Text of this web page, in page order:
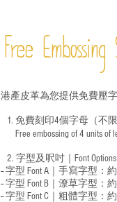
Free Embossing
港產皮革為您提供免費壓
1. 免費刻印4個字母（不
Free embossing of 4 units of
2. 字型及呎吋｜ Font
-- 字型 Font A｜手寫字型：約
-- 字型 Font B｜潦草字型：
-- 字型 Font C｜粗體字型：約